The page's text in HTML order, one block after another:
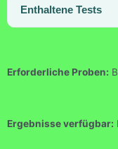
Enthaltene Tests
Erforderliche Proben:
Ergebnisse verfügbar: